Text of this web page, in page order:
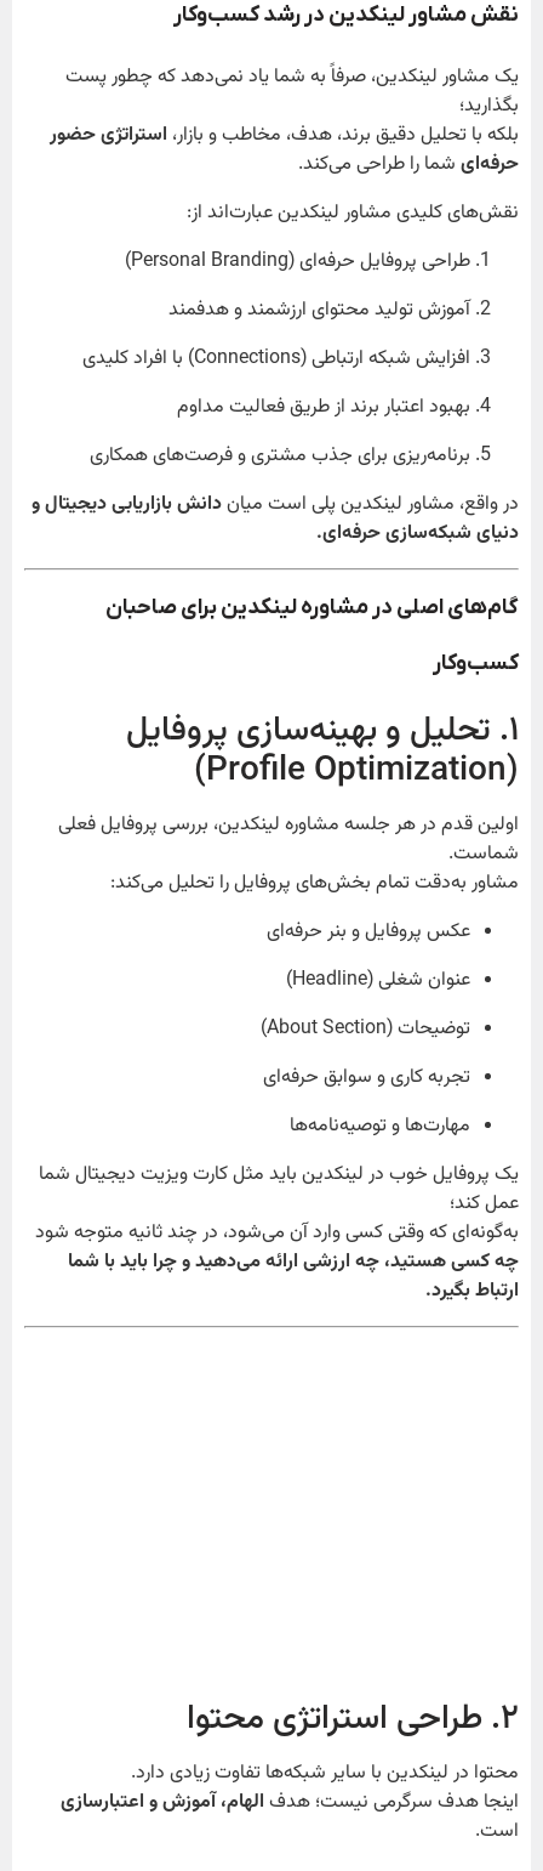
نقش مشاور لینکدین در رشد کسب‌وکار
یک مشاور لینکدین، صرفاً به شما یاد نمی‌دهد که چطور پست
بگذارید؛
بلکه با تحلیل دقیق برند، هدف، مخاطب و بازار، استراتژی حضور
حرفه‌ای شما را طراحی می‌کند.
نقش‌های کلیدی مشاور لینکدین عبارت‌اند از:
طراحی پروفایل حرفه‌ای (Personal Branding)
آموزش تولید محتوای ارزشمند و هدفمند
افزایش شبکه ارتباطی (Connections) با افراد کلیدی
بهبود اعتبار برند از طریق فعالیت مداوم
برنامه‌ریزی برای جذب مشتری و فرصت‌های همکاری
در واقع، مشاور لینکدین پلی است میاندانش بازاریابی دیجیتال و
دنیای شبکه‌سازی حرفه‌ای.
گام‌های اصلی در مشاوره لینکدین برای صاحبان
کسب‌وکار
۱. تحلیل و بهینه‌سازی پروفایل
(Profile Optimization)
اولین قدم در هر جلسه مشاوره لینکدین، بررسی پروفایل فعلی
شماست.
مشاور به‌دقت تمام بخش‌های پروفایل را تحلیل می‌کند:
عکس پروفایل و بنر حرفه‌ای
عنوان شغلی (Headline)
توضیحات (About Section)
تجربه کاری و سوابق حرفه‌ای
مهارت‌ها و توصیه‌نامه‌ها
یک پروفایل خوب در لینکدین باید مثل کارت ویزیت دیجیتال شما
عمل کند؛
به‌گونه‌ای که وقتی کسی وارد آن می‌شود، در چند ثانیه متوجه شود
چه کسی هستید، چه ارزشی ارائه می‌دهید و چرا باید با شما
ارتباط بگیرد.
۲. طراحی استراتژی محتوا
محتوا در لینکدین با سایر شبکه‌ها تفاوت زیادی دارد.
اینجا هدف سرگرمی نیست؛ هدف الهام، آموزش و اعتبارسازی
است.